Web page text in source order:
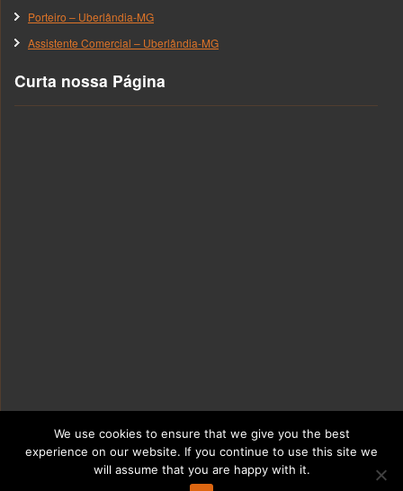
Porteiro – Uberlândia-MG
Assistente Comercial – Uberlândia-MG
Curta nossa Página
We use cookies to ensure that we give you the best
experience on our website. If you continue to use this site we
will assume that you are happy with it.